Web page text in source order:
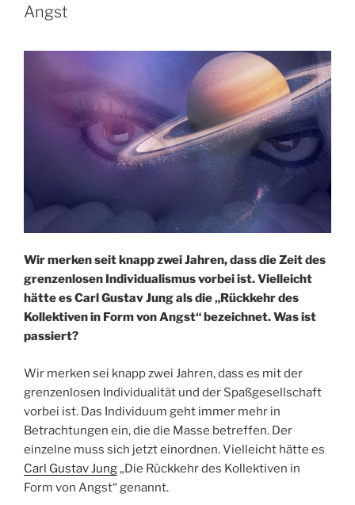
Angst
Wir merken seit knapp zwei Jahren, dass die Zeit des
grenzenlosen Individualismus vorbei ist. Vielleicht
hätte es Carl Gustav Jung als die „Rückkehr des
Kollektiven in Form von Angst“ bezeichnet. Was ist
passiert?
Wir merken sei knapp zwei Jahren, dass es mit der
grenzenlosen Individualität und der Spaßgesellschaft
vorbei ist. Das Individuum geht immer mehr in
Betrachtungen ein, die die Masse betreffen. Der
einzelne muss sich jetzt einordnen. Vielleicht hätte es
Carl Gustav Jung „Die Rückkehr des Kollektiven in
Form von Angst“ genannt.